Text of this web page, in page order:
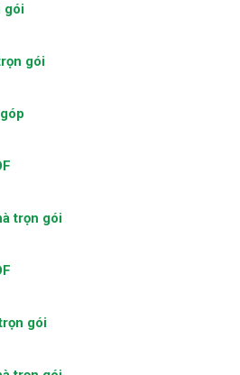
gói
gói
trọn gói
gói